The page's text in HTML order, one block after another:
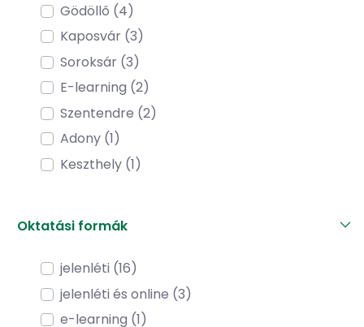
Gödöllő (4)
Kaposvár (3)
Soroksár (3)
E-learning (2)
Szentendre (2)
Adony (1)
Keszthely (1)
Oktatási formák
jelenléti (16)
jelenléti és online (3)
e-learning (1)